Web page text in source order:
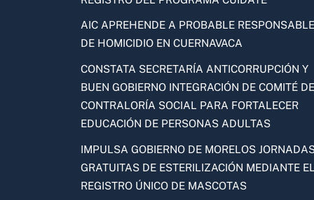
AIC APREHENDE A PROBABLE RESPONSABLE
DE HOMICIDIO EN CUERNAVACA
CONSTATA SECRETARÍA ANTICORRUPCIÓN Y
BUEN GOBIERNO INTEGRACIÓN DE COMITÉ DE
CONTRALORÍA SOCIAL PARA FORTALECER
EDUCACIÓN DE PERSONAS ADULTAS
IMPULSA GOBIERNO DE MORELOS
GRATUITAS DE ESTERILIZACIÓN MEDIANTE EL
REGISTRO ÚNICO DE MASCOTAS